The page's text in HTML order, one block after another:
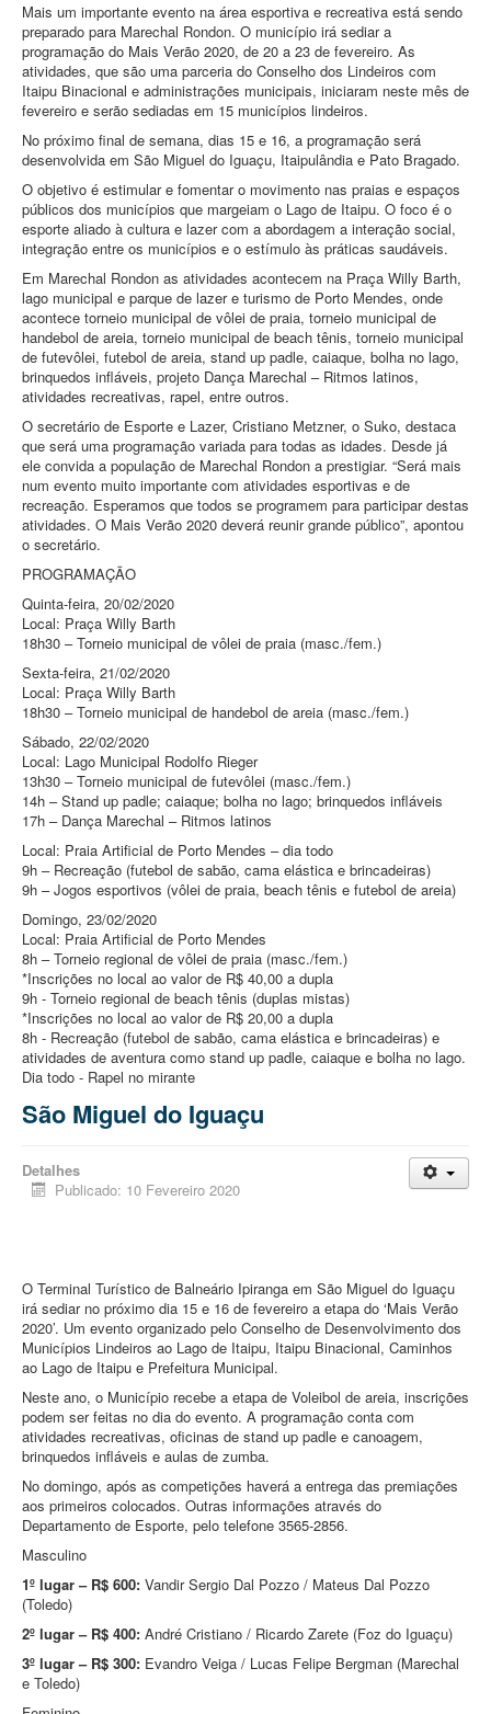
Mais um importante evento na área esportiva e recreativa está sendo
preparado para Marechal Rondon. O município irá sediar a
programação do Mais Verão 2020, de 20 a 23 de fevereiro. As
atividades, que são uma parceria do Conselho dos Lindeiros com
Itaipu Binacional e administrações municipais, iniciaram neste mês de
fevereiro e serão sediadas em 15 municípios lindeiros.
No próximo final de semana, dias 15 e 16, a programação será
desenvolvida em São Miguel do Iguaçu, Itaipulândia e Pato Bragado.
O objetivo é estimular e fomentar o movimento nas praias e espaços
públicos dos municípios que margeiam o Lago de Itaipu. O foco é o
esporte aliado à cultura e lazer com a abordagem a interação social,
integração entre os municípios e o estímulo às práticas saudáveis.
Em Marechal Rondon as atividades acontecem na Praça Willy Barth,
lago municipal e parque de lazer e turismo de Porto Mendes, onde
acontece torneio municipal de vôlei de praia, torneio municipal de
handebol de areia, torneio municipal de beach tênis, torneio municipal
de futevôlei, futebol de areia, stand up padle, caiaque, bolha no lago,
brinquedos infláveis, projeto Dança Marechal – Ritmos latinos,
atividades recreativas, rapel, entre outros.
O secretário de Esporte e Lazer, Cristiano Metzner, o Suko, destaca
que será uma programação variada para todas as idades. Desde já
ele convida a população de Marechal Rondon a prestigiar. “Será mais
num evento muito importante com atividades esportivas e de
recreação. Esperamos que todos se programem para participar destas
atividades. O Mais Verão 2020 deverá reunir grande público”, apontou
o secretário.
PROGRAMAÇÃO
Quinta-feira, 20/02/2020
Local: Praça Willy Barth
18h30 – Torneio municipal de vôlei de praia (masc./fem.)
Sexta-feira, 21/02/2020
Local: Praça Willy Barth
18h30 – Torneio municipal de handebol de areia (masc./fem.)
Sábado, 22/02/2020
Local: Lago Municipal Rodolfo Rieger
13h30 – Torneio municipal de futevôlei (masc./fem.)
14h – Stand up padle; caiaque; bolha no lago; brinquedos infláveis
17h – Dança Marechal – Ritmos latinos
Local: Praia Artificial de Porto Mendes – dia todo
9h – Recreação (futebol de sabão, cama elástica e brincadeiras)
9h – Jogos esportivos (vôlei de praia, beach tênis e futebol de areia)
Domingo, 23/02/2020
Local: Praia Artificial de Porto Mendes
8h – Torneio regional de vôlei de praia (masc./fem.)
*Inscrições no local ao valor de R$ 40,00 a dupla
9h - Torneio regional de beach tênis (duplas mistas)
*Inscrições no local ao valor de R$ 20,00 a dupla
8h - Recreação (futebol de sabão, cama elástica e brincadeiras) e
atividades de aventura como stand up padle, caiaque e bolha no lago.
Dia todo - Rapel no mirante
São Miguel do Iguaçu
Detalhes
Publicado: 10 Fevereiro 2020
O Terminal Turístico de Balneário Ipiranga em São Miguel do Iguaçu
irá sediar no próximo dia 15 e 16 de fevereiro a etapa do ‘Mais Verão
2020’. Um evento organizado pelo Conselho de Desenvolvimento dos
Municípios Lindeiros ao Lago de Itaipu, Itaipu Binacional, Caminhos
ao Lago de Itaipu e Prefeitura Municipal.
Neste ano, o Município recebe a etapa de Voleibol de areia, inscrições
podem ser feitas no dia do evento. A programação conta com
atividades recreativas, oficinas de stand up padle e canoagem,
brinquedos infláveis e aulas de zumba.
No domingo, após as competições haverá a entrega das premiações
aos primeiros colocados. Outras informações através do
Departamento de Esporte, pelo telefone 3565-2856.
Masculino
1º lugar – R$ 600: Vandir Sergio Dal Pozzo / Mateus Dal Pozzo
(Toledo)
2º lugar – R$ 400: André Cristiano / Ricardo Zarete (Foz do Iguaçu)
3º lugar – R$ 300: Evandro Veiga / Lucas Felipe Bergman (Marechal
e Toledo)